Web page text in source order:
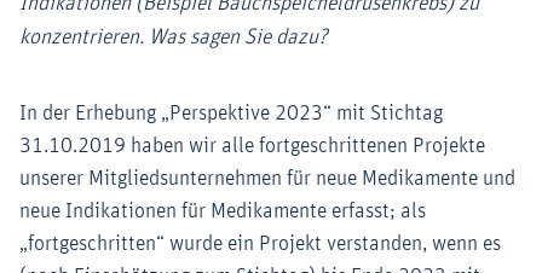
konzentrieren. Was sagen Sie dazu?
In der Erhebung „Perspektive 2023“ mit Stichtag
31.10.2019 haben wir alle fortgeschrittenen Projekte
unserer Mitgliedsunternehmen für neue Medikamente und
neue Indikationen für Medikamente erfasst; als
„fortgeschritten“ wurde ein Projekt verstanden, wenn es